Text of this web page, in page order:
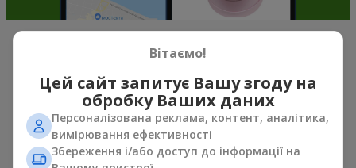
М’які іграшки в м. Погребище —
найкраще доповнення до букетів
Букет квітів у подарунок — це не про матеріальні цінності, а
про щирі емоції й приємні спогади. А що, як не м’яка іграшка
підкріплює їх і залишає в пам’яті надовго. Саме тому букет з
іграшкою став одним із найпопулярніших варіантів
Вітаємо!
Цей сайт запитує Вашу згоду на
обробку Ваших даних
Персоналізована реклама, контент, аналітика,
вимірювання ефективності
Збереження і/або доступ до інформації на